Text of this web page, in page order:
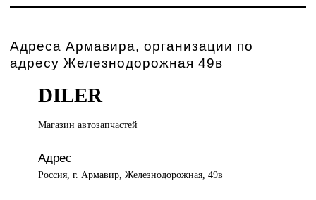
Адреса Армавира, организации по
адресу Железнодорожная 49в
DILER
Магазин автозапчастей
Адрес
Россия, г. Армавир, Железнодорожная, 49в